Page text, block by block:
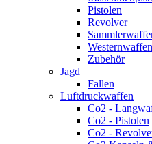
Pistolen
Revolver
Westernwaffen
Zubehör
Jagd
Fallen
Luftdruckwaffen
Co2 -
Co2 - Pistolen
Co2 -